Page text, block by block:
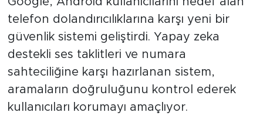
telefon dolandırıcılıklarına karşı yeni bir
güvenlik sistemi geliştirdi. Yapay zeka
destekli ses taklitleri ve numara
sahteciliğine karşı hazırlanan sistem,
aramaların doğruluğunu kontrol ederek
kullanıcıları korumayı amaçlıyor.